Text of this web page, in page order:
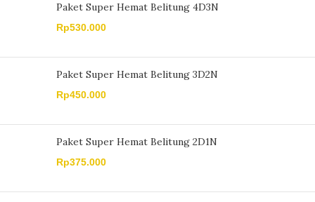
Paket Super Hemat Belitung 4D3N
Rp530.000
Paket Super Hemat Belitung 3D2N
Rp450.000
Paket Super Hemat Belitung 2D1N
Rp375.000